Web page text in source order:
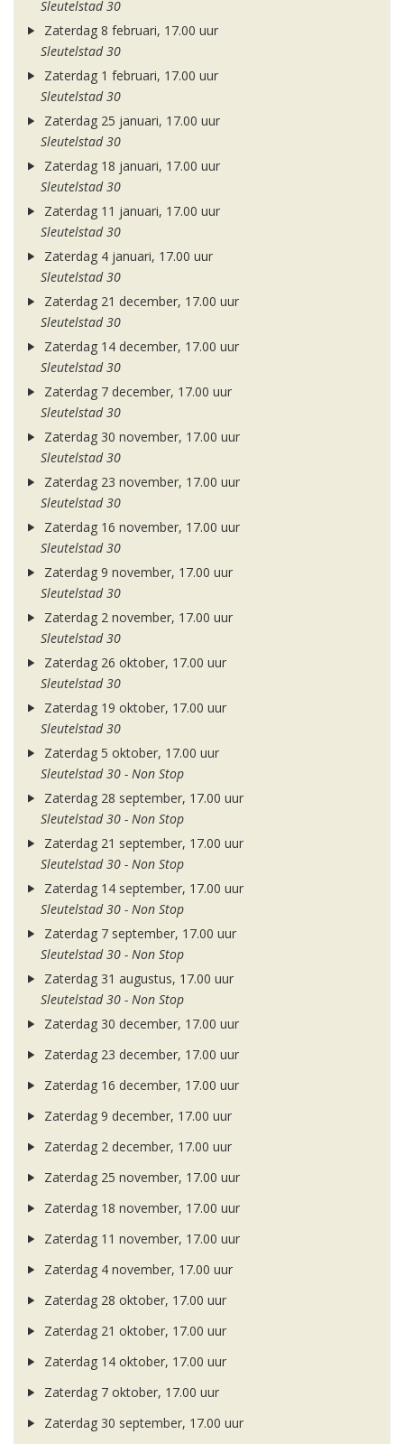
Sleutelstad 30
Zaterdag 8 februari, 17.00 uur
Sleutelstad 30
Zaterdag 1 februari, 17.00 uur
Sleutelstad 30
Zaterdag 25 januari, 17.00 uur
Sleutelstad 30
Zaterdag 18 januari, 17.00 uur
Sleutelstad 30
Zaterdag 11 januari, 17.00 uur
Sleutelstad 30
Zaterdag 4 januari, 17.00 uur
Sleutelstad 30
Zaterdag 21 december, 17.00 uur
Sleutelstad 30
Zaterdag 14 december, 17.00 uur
Sleutelstad 30
Zaterdag 7 december, 17.00 uur
Sleutelstad 30
Zaterdag 30 november, 17.00 uur
Sleutelstad 30
Zaterdag 23 november, 17.00 uur
Sleutelstad 30
Zaterdag 16 november, 17.00 uur
Sleutelstad 30
Zaterdag 9 november, 17.00 uur
Sleutelstad 30
Zaterdag 2 november, 17.00 uur
Sleutelstad 30
Zaterdag 26 oktober, 17.00 uur
Sleutelstad 30
Zaterdag 19 oktober, 17.00 uur
Sleutelstad 30
Zaterdag 5 oktober, 17.00 uur
Sleutelstad 30 - Non Stop
Zaterdag 28 september, 17.00 uur
Sleutelstad 30 - Non Stop
Zaterdag 21 september, 17.00 uur
Sleutelstad 30 - Non Stop
Zaterdag 14 september, 17.00 uur
Sleutelstad 30 - Non Stop
Zaterdag 7 september, 17.00 uur
Sleutelstad 30 - Non Stop
Zaterdag 31 augustus, 17.00 uur
Sleutelstad 30 - Non Stop
Zaterdag 30 december, 17.00 uur
Zaterdag 23 december, 17.00 uur
Zaterdag 16 december, 17.00 uur
Zaterdag 9 december, 17.00 uur
Zaterdag 2 december, 17.00 uur
Zaterdag 25 november, 17.00 uur
Zaterdag 18 november, 17.00 uur
Zaterdag 11 november, 17.00 uur
Zaterdag 4 november, 17.00 uur
Zaterdag 28 oktober, 17.00 uur
Zaterdag 21 oktober, 17.00 uur
Zaterdag 14 oktober, 17.00 uur
Zaterdag 7 oktober, 17.00 uur
Zaterdag 30 september, 17.00 uur